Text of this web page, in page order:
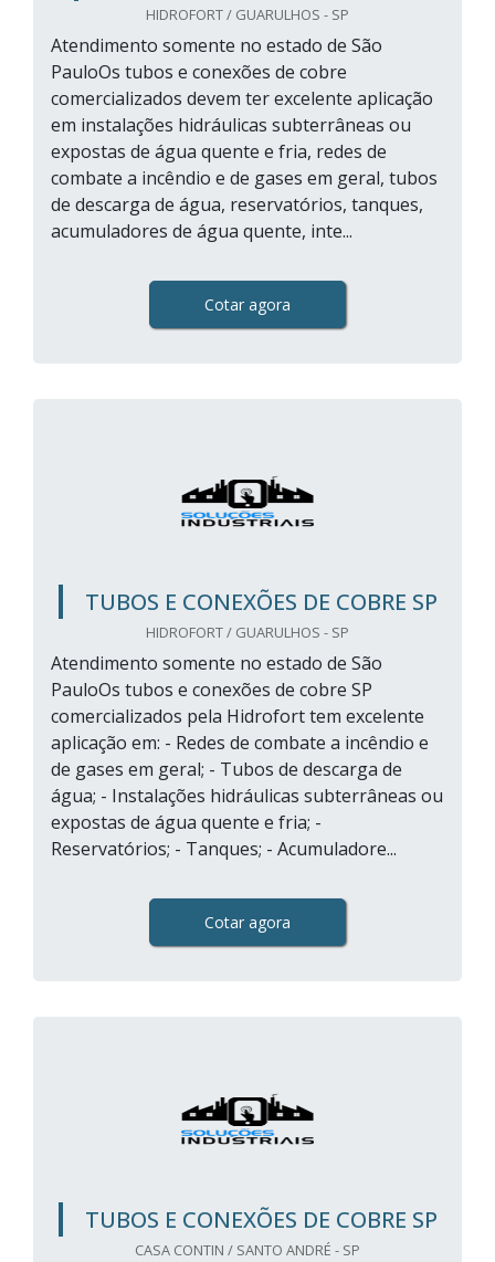
HIDROFORT / GUARULHOS - SP
Atendimento somente no estado de São
PauloOs tubos e conexões de cobre
comercializados devem ter excelente aplicação
em instalações hidráulicas subterrâneas ou
expostas de água quente e fria, redes de
combate a incêndio e de gases em geral, tubos
de descarga de água, reservatórios, tanques,
acumuladores de água quente, inte...
Cotar agora
TUBOS E CONEXÕES DE COBRE SP
HIDROFORT / GUARULHOS - SP
Atendimento somente no estado de São
PauloOs tubos e conexões de cobre SP
comercializados pela Hidrofort tem excelente
aplicação em: - Redes de combate a incêndio e
de gases em geral; - Tubos de descarga de
água; - Instalações hidráulicas subterrâneas ou
expostas de água quente e fria; -
Reservatórios; - Tanques; - Acumuladore...
Cotar agora
TUBOS E CONEXÕES DE COBRE SP
CASA CONTIN / SANTO ANDRÉ - SP